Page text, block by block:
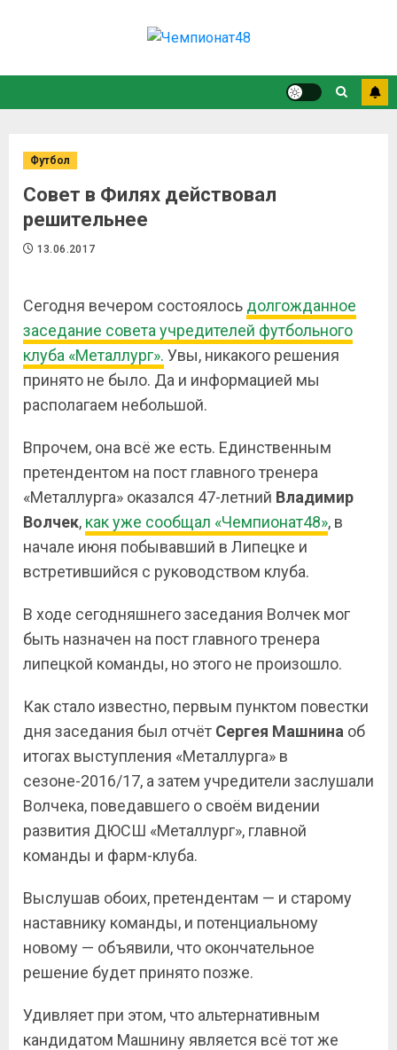
Футбол
Совет в Филях действовал
решительнее
13.06.2017
Сегодня вечером состоялось долгожданное
заседание совета учредителей футбольного
клуба «Металлург». Увы, никакого решения
принято не было. Да и информацией мы
располагаем небольшой.
Впрочем, она всё же есть. Единственным
претендентом на пост главного тренера
«Металлурга» оказался 47-летний Владимир
Волчек, как уже сообщал «Чемпионат48», в
начале июня побывавший в Липецке и
встретившийся с руководством клуба.
В ходе сегодняшнего заседания Волчек мог
быть назначен на пост главного тренера
липецкой команды, но этого не произошло.
Как стало известно, первым пунктом повестки
дня заседания был отчёт Сергея Машнина об
итогах выступления «Металлурга» в
сезоне-2016/17, а затем учредители заслушали
Волчека, поведавшего о своём видении
развития ДЮСШ «Металлург», главной
команды и фарм-клуба.
Выслушав обоих, претендентам — и старому
наставнику команды, и потенциальному
новому — объявили, что окончательное
решение будет принято позже.
Удивляет при этом, что альтернативным
кандидатом Машнину является всё тот же